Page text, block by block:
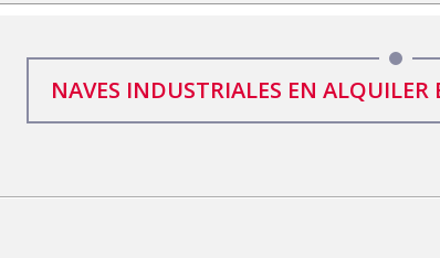
NAVES INDUSTRIALES EN